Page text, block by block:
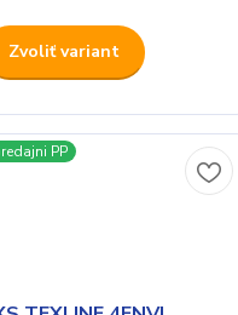
Zvoliť variant
PP